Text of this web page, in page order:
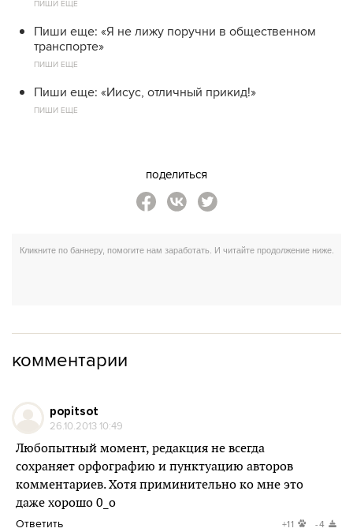
ПИШИ ЕЩЕ
Пиши еще: «Я не лижу поручни в общественном
транспорте»
ПИШИ ЕЩЕ
Пиши еще: «Иисус, отличный прикид!»
ПИШИ ЕЩЕ
поделиться
комментарии
popitsot
26.10.2013 10:49
Любопытный момент, редакция не всегда
сохраняет орфографию и пунктуацию авторов
комментариев. Хотя приминительно ко мне это
даже хорошо 0_о
Ответить +11 -4